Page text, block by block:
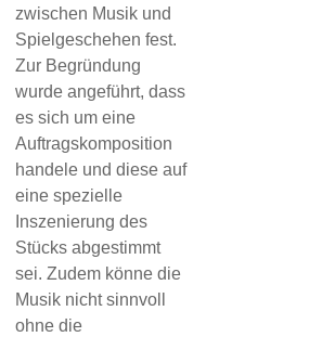
zwischen Musik und
Spielgeschehen fest.
Zur Begründung
wurde angeführt, dass
es sich um eine
Auftragskomposition
handele und diese auf
eine spezielle
Inszenierung des
Stücks abgestimmt
sei. Zudem könne die
Musik nicht sinnvoll
ohne die